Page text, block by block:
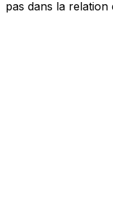
pas dans la relation